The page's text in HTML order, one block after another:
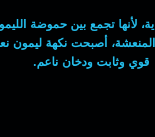
لأنها تجمع بين حموضة
أصبحت نكهة ليمون
قوي وثابت ودخان ناعم.